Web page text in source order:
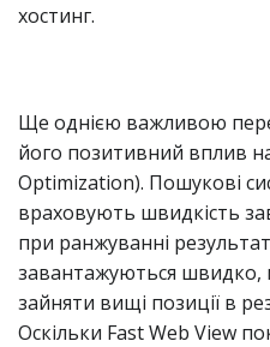
хостинг.
Ще однією важливою
його позитивний вплив
Optimization). Пошукові
враховують швидкість
при ранжуванні
завантажуються швидко,
зайняти вищі позиції в
Оскільки Fast Web View